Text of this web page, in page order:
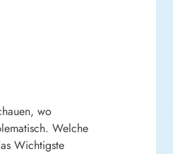
wo
Welche
Wichtigste